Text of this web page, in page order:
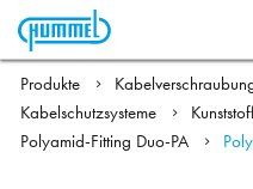
Produkte
Kabelschutzsysteme
Polyamid-Fitting Duo-PA